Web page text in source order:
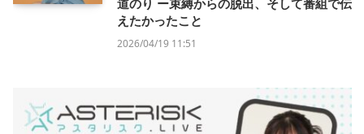
えたかったこと
2026/04/19 11:51